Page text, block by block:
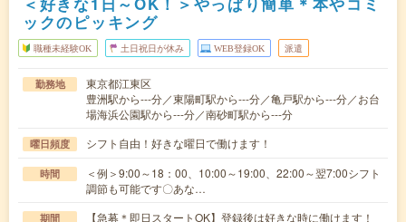
ックのピッキング
職種未経験OK 土日祝日が休み WEB登録OK 派遣
勤務地
東京都江東区
豊洲駅から---分／東陽町駅から---分／亀戸駅から---分／お台
場海浜公園駅から---分／南砂町駅から---分
曜日頻度 シフト自由！好きな曜日で働けます！
時間
＜例＞9:00～18：00、10:00～19:00、22:00～翌7:00シフト
調節も可能です〇あな…
期間 【急募＊即日スタートOK】登録後は好きな時に働けます！